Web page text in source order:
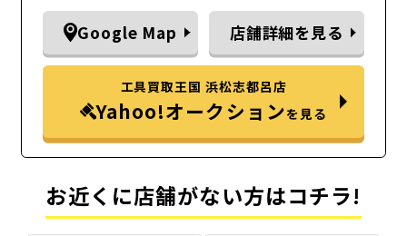
Google Map 店舗詳細を見る
工具買取王国 浜松志都呂店
Yahoo!オークションを見る
お近くに店舗がない方はコチラ!